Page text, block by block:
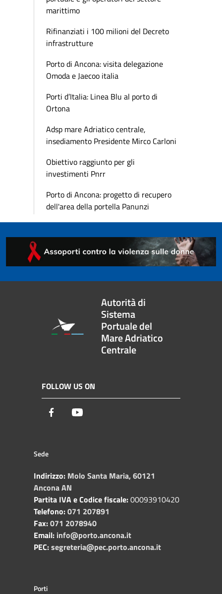
marittimo
Rifinanziati i 100 milioni del Decreto
infrastrutture
Porto di Ancona: visita delegazione
Omoda e Jaecoo italia
Porti d’Italia: Linea Blu al porto di
Ortona
Adsp mare Adriatico centrale,
insediamento Presidente Mirco Carloni
Obiettivo raggiunto per gli
investimenti Pnrr
Porto di Ancona: progetto di recupero
dell'area della portella Panunzi
Autorità di
Sistema
Portuale del
Mare Adriatico
Centrale
FOLLOW US ON
Facebook
Sede
Indirizzo: Molo Santa Maria, 60121
Ancona AN
Partita IVA e Codice fiscale:00093910420
Telefono:071 207891
Fax:071 2078940
Email: info@porto.ancona.it
PEC:segreteria@pec.porto.ancona.it
Porti